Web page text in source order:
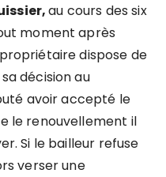
au cours des six
moment après
dispose de
décision au
avoir accepté le
le renouvellement il
Si le bailleur refuse
verser une